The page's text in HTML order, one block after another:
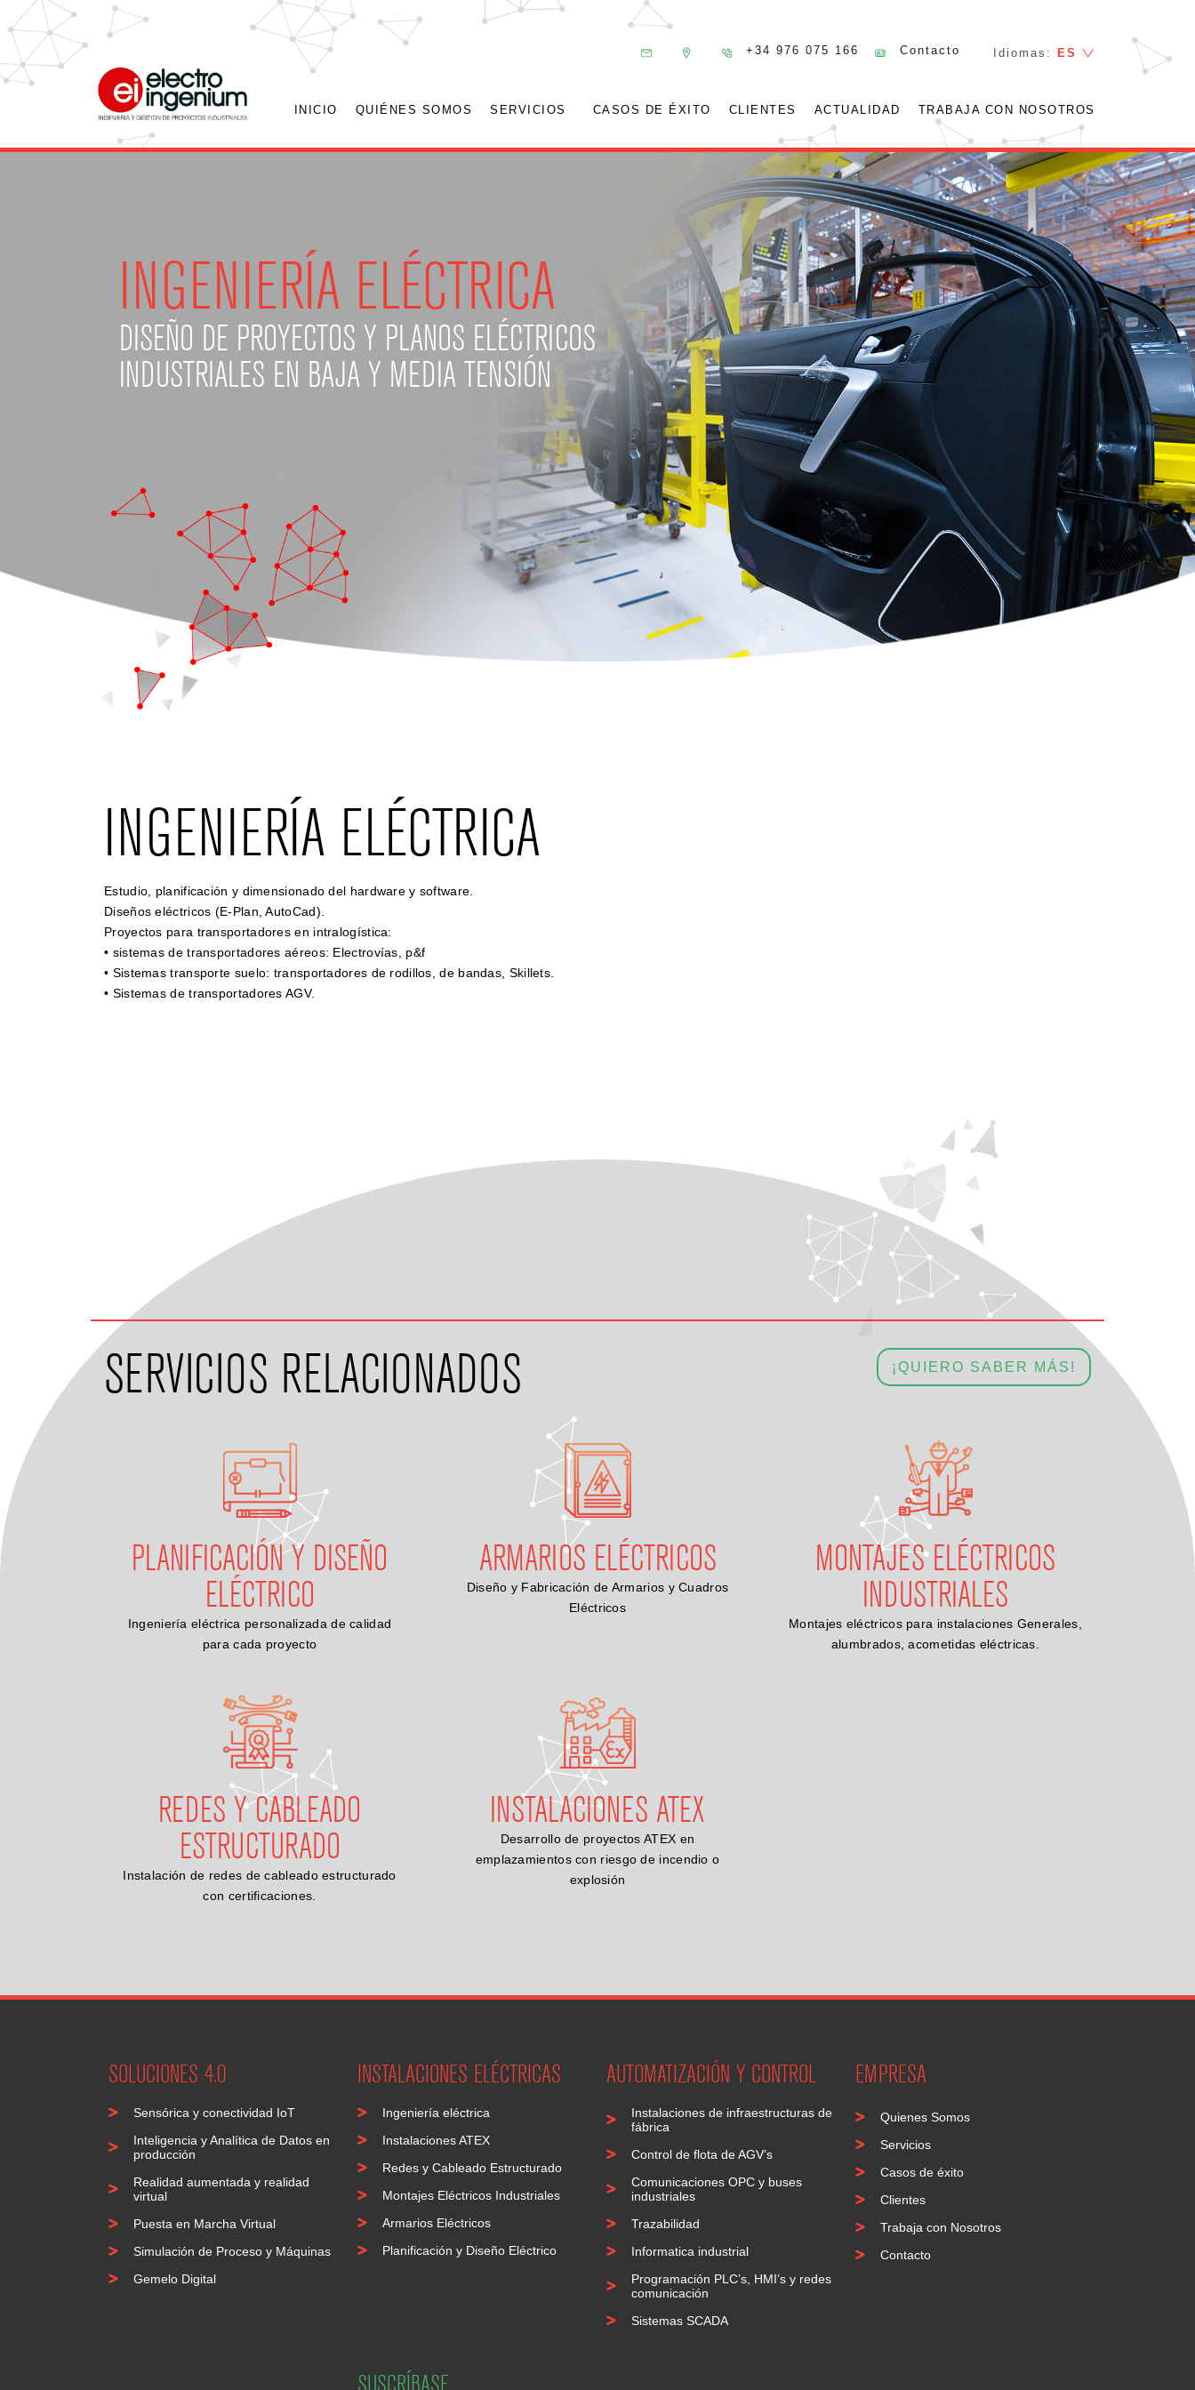
+34 976 075 166 Contacto Idiomas: ES
INICIO QUIÉNES SOMOS SERVICIOS CASOS DE ÉXITO CLIENTES ACTUALIDAD TRABAJA CON NOSOTROS
INGENIERÍA ELÉCTRICA
DISEÑO DE PROYECTOS Y PLANOS ELÉCTRICOS
INDUSTRIALES EN BAJA Y MEDIA TENSIÓN
INGENIERÍA ELÉCTRICA
Estudio, planificación y dimensionado del hardware y software.
Diseños eléctricos (E-Plan, AutoCad).
Proyectos para transportadores en intralogística:
• sistemas de transportadores aéreos: Electrovías, p&f
• Sistemas transporte suelo: transportadores de rodillos, de bandas, Skillets.
• Sistemas de transportadores AGV.
SERVICIOS RELACIONADOS ¡QUIERO SABER MÁS!
PLANIFICACIÓN Y DISEÑO
ELÉCTRICO
Ingeniería eléctrica personalizada de calidad
para cada proyecto
ARMARIOS ELÉCTRICOS
Diseño y Fabricación de Armarios y Cuadros
Eléctricos
MONTAJES ELÉCTRICOS
INDUSTRIALES
Montajes eléctricos para instalaciones Generales,
alumbrados, acometidas eléctricas.
REDES Y CABLEADO
ESTRUCTURADO
Instalación de redes de cableado estructurado
con certificaciones.
INSTALACIONES ATEX
Desarrollo de proyectos ATEX en
emplazamientos con riesgo de incendio o
explosión
SOLUCIONES 4.0
Sensórica y conectividad IoT
Inteligencia y Analítica de Datos en
producción
Realidad aumentada y realidad
virtual
Puesta en Marcha Virtual
Simulación de Proceso y Máquinas
Gemelo Digital
INSTALACIONES ELÉCTRICAS
Ingeniería eléctrica
Instalaciones ATEX
Redes y Cableado Estructurado
Montajes Eléctricos Industriales
Armarios Eléctricos
Planificación y Diseño Eléctrico
AUTOMATIZACIÓN Y CONTROL
Instalaciones de infraestructuras de
fábrica
Control de flota de AGV’s
Comunicaciones OPC y buses
industriales
Trazabilidad
Informatica industrial
Programación PLC’s, HMI’s y redes
comunicación
Sistemas SCADA
EMPRESA
Quienes Somos
Servicios
Casos de éxito
Clientes
Trabaja con Nosotros
Contacto